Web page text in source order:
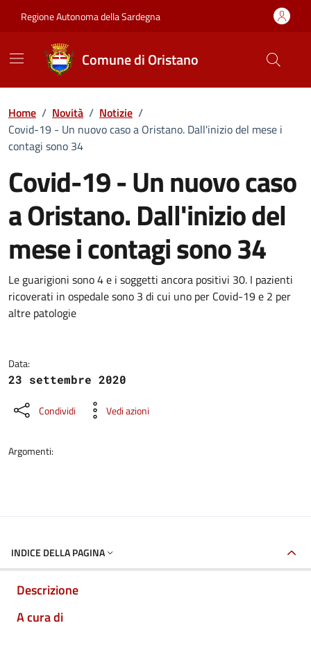
Regione Autonoma della Sardegna
Comune di Oristano
Home / Novità / Notizie /
Covid-19 - Un nuovo caso a Oristano. Dall'inizio del mese i
contagi sono 34
Covid-19 - Un nuovo caso
a Oristano. Dall'inizio del
mese i contagi sono 34
Dettagli della notizia
Le guarigioni sono 4 e i soggetti ancora positivi 30. I pazienti
ricoverati in ospedale sono 3 di cui uno per Covid-19 e 2 per
altre patologie
Data:
23 settembre 2020
Condividi Vedi azioni
Argomenti:
INDICE DELLA PAGINA
Descrizione
A cura di